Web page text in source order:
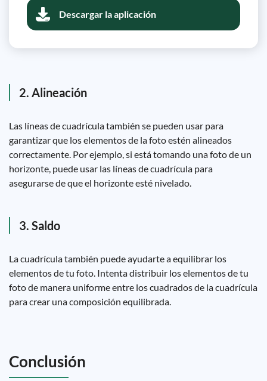
Descargar la aplicación
2. Alineación
Las líneas de cuadrícula también se pueden usar para
garantizar que los elementos de la foto estén alineados
correctamente. Por ejemplo, si está tomando una foto de un
horizonte, puede usar las líneas de cuadrícula para
asegurarse de que el horizonte esté nivelado.
3. Saldo
La cuadrícula también puede ayudarte a equilibrar los
elementos de tu foto. Intenta distribuir los elementos de tu
foto de manera uniforme entre los cuadrados de la cuadrícula
para crear una composición equilibrada.
Conclusión